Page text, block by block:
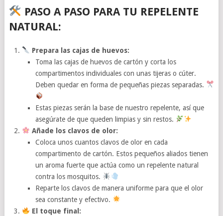
PASO A PASO PARA TU REPELENTE
NATURAL:
Prepara las cajas de huevos:
Toma las cajas de huevos de cartón y corta los
compartimentos individuales con unas tijeras o cúter.
Deben quedar en forma de pequeñas piezas separadas.
Estas piezas serán la base de nuestro repelente, así que
asegúrate de que queden limpias y sin restos.
Añade los clavos de olor:
Coloca unos cuantos clavos de olor en cada
compartimento de cartón. Estos pequeños aliados tienen
un aroma fuerte que actúa como un repelente natural
contra los mosquitos.
Reparte los clavos de manera uniforme para que el olor
sea constante y efectivo.
El toque final: